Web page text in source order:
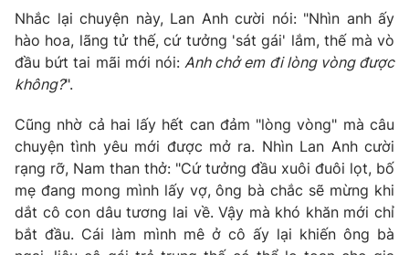
Nhắc lại chuyện này, Lan Anh cười nói: "Nhìn anh ấy
hào hoa, lãng tử thế, cứ tưởng 'sát gái' lắm, thế mà vò
đầu bứt tai mãi mới nói: Anh chở em đi lòng vòng được
không?".
Cũng nhờ cả hai lấy hết can đảm "lòng vòng" mà câu
chuyện tình yêu mới được mở ra. Nhìn Lan Anh cười
rạng rỡ, Nam than thở: "Cứ tưởng đầu xuôi đuôi lọt, bố
mẹ đang mong mình lấy vợ, ông bà chắc sẽ mừng khi
dắt cô con dâu tương lai về. Vậy mà khó khăn mới chỉ
bắt đầu. Cái làm mình mê ở cô ấy lại khiến ông bà